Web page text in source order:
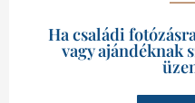
Ha családi
vagy ajándéknak